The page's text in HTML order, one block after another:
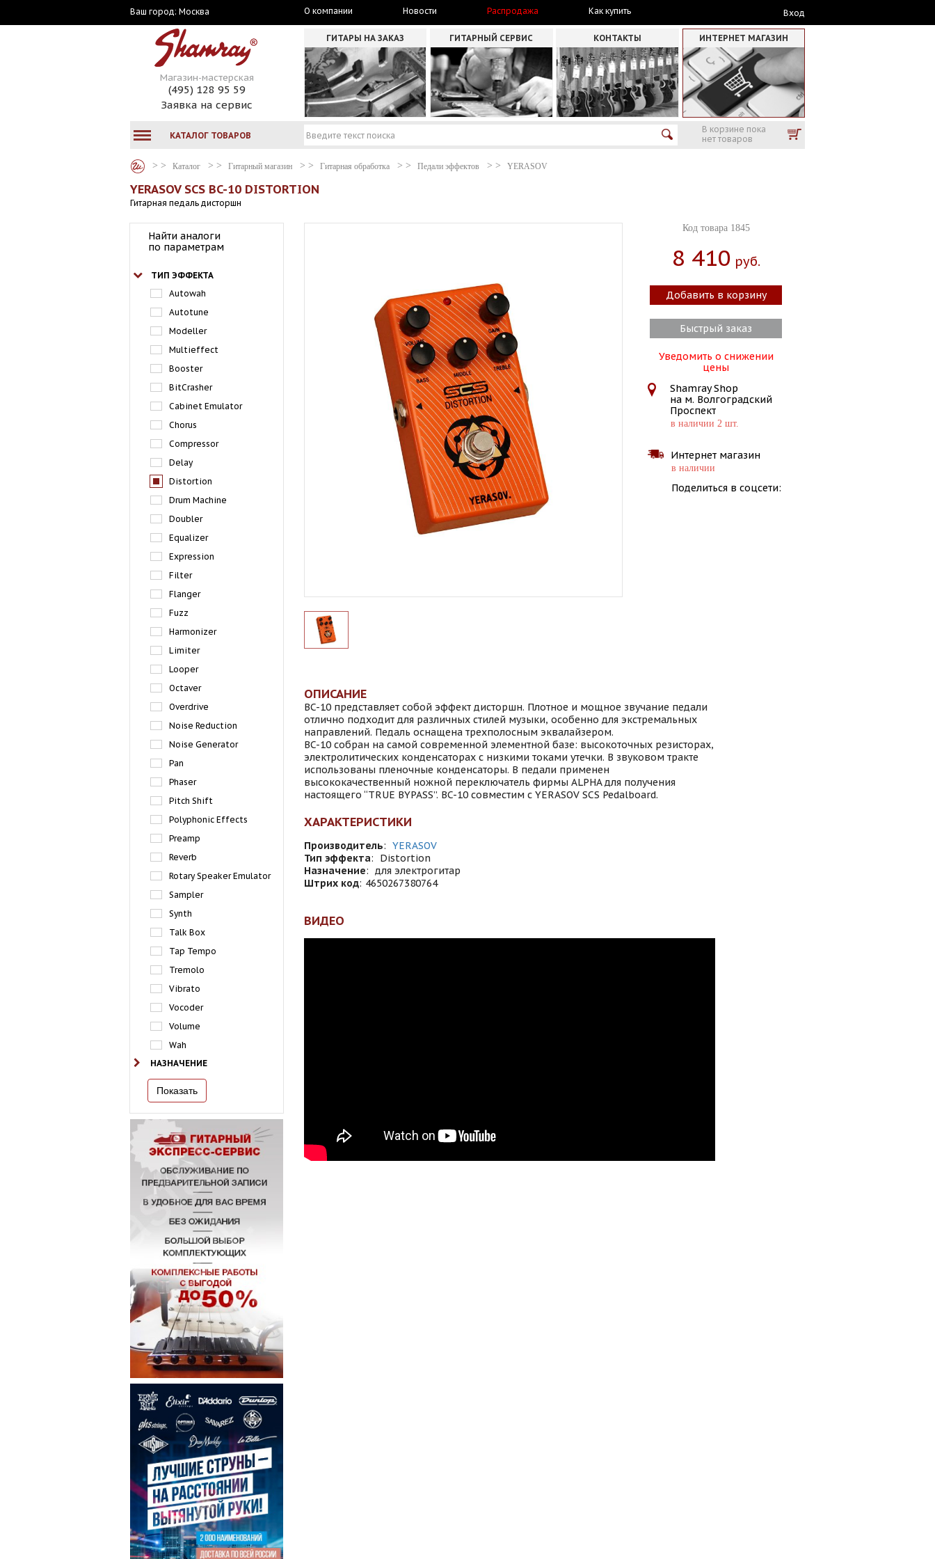
Ваш город: Москва О компании Новости Распродажа Как купить Вход
Магазин-мастерская
(495) 128 95 59
Заявка на сервис
ГИТАРЫ НА ЗАКАЗ ГИТАРНЫЙ СЕРВИС КОНТАКТЫ ИНТЕРНЕТ МАГАЗИН
КАТАЛОГ ТОВАРОВ
В корзине пока
нет товаров
Каталог Гитарный магазин Гитарная обработка Педали эффектов YERASOV
YERASOV SCS BC-10 DISTORTION
Гитарная педаль дисторшн
Найти аналоги
по параметрам
ТИП ЭФФЕКТА
Autowah
Autotune
Modeller
Multieffect
Booster
BitCrasher
Cabinet Emulator
Chorus
Compressor
Delay
Distortion
Drum Machine
Doubler
Equalizer
Expression
Filter
Flanger
Fuzz
Harmonizer
Limiter
Looper
Octaver
Overdrive
Noise Reduction
Noise Generator
Pan
Phaser
Pitch Shift
Polyphonic Effects
Preamp
Reverb
Rotary Speaker Emulator
Sampler
Synth
Talk Box
Tap Tempo
Tremolo
Vibrato
Vocoder
Volume
Wah
НАЗНАЧЕНИЕ
Код товара 1845
8 410 Руб.
Добавить в корзину
Быстрый заказ
Уведомить о снижении
цены
Shamray Shop
на м. Волгоградский
Проспект
в наличии 2 шт.
Интернет магазин
в наличии
Поделиться в соцсети:
ОПИСАНИЕ
BC-10 представляет собой эффект дисторшн. Плотное и мощное звучание педали
отлично подходит для различных стилей музыки, особенно для экстремальных
направлений. Педаль оснащена трехполосным эквалайзером.
BC-10 собран на самой современной элементной базе: высокоточных резисторах,
электролитических конденсаторах с низкими токами утечки. В звуковом тракте
использованы пленочные конденсаторы. В педали применен
высококачественный ножной переключатель фирмы АLPHA для получения
настоящего “TRUE BYPASS”. BC-10 совместим с YERASOV SCS Pedalboard.
ХАРАКТЕРИСТИКИ
Производитель: YERASOV
Тип эффекта:
Distortion
Назначение: для электрогитар
Штрих код: 4650267380764
ВИДЕО